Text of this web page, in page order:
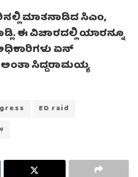
ಮಾತನಾಡಿದ ಸಿಎಂ,
ಈ ವಿಚಾರದಲ್ಲಿ ಯಾರನ್ನೂ
ಏನ್
ಸಿದ್ದರಾಮಯ್ಯ
ED raid